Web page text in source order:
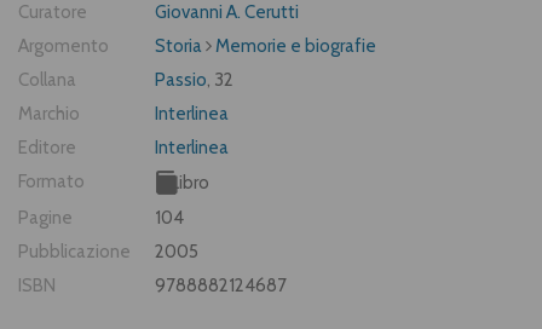
Curatore
Giovanni A. Cerutti
Argomento
Storia
Memorie e biografie
Collana
Passio, 32
Marchio
Interlinea
Editore
Interlinea
Formato
Libro
Pagine
104
Pubblicazione
2005
ISBN
9788882124687